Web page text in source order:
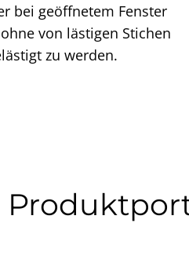
bei geöffnetem Fenster
von lästigen Stichen
zu werden.